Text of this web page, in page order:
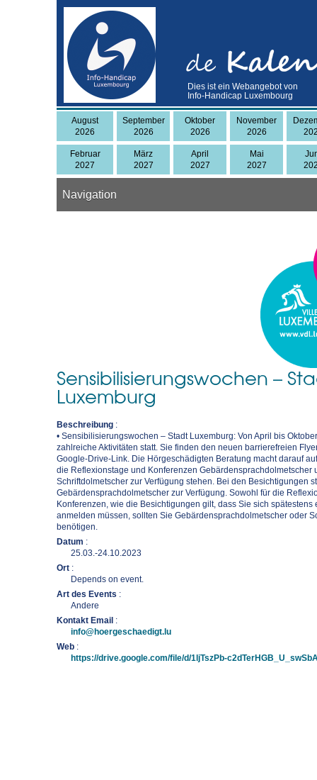
August
2026
September
2026
Oktober
2026
November
2026
Februar
2027
März
2027
April
2027
Mai
2027
Navigation
Dies ist ein Webangebot von
Info-Handicap Luxembourg
Sensibilisierungswochen –
Luxemburg
Beschreibung :
• Sensibilisierungswochen – Stadt Luxemburg: Von April bis
zahlreiche Aktivitäten statt. Sie finden den neuen barrierefreien
Google-Drive-Link. Die Hörgeschädigten Beratung macht darauf
die Reflexionstage und Konferenzen Gebärdensprachdolmetscher
Schriftdolmetscher zur Verfügung stehen. Bei den Besichtigungen
Gebärdensprachdolmetscher zur Verfügung. Sowohl für die
Konferenzen, wie die Besichtigungen gilt, dass Sie sich spätestens
anmelden müssen, sollten Sie Gebärdensprachdolmetscher oder
benötigen.
Datum :
25.03.-24.10.2023
Ort :
Depends on event.
Art des Events :
Andere
Kontakt Email :
info@hoergeschaedigt.lu
Web :
https://drive.google.com/file/d/1ljTszPb-